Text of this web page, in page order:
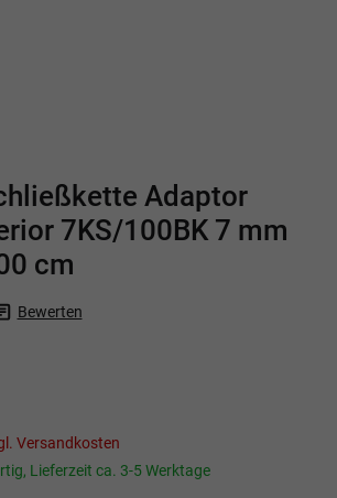
Adaptor
7KS/100BK 7 mm
cm
Bewerten
MwSt. zzgl. Versandkosten
Lieferzeit ca. 3-5 Werktage